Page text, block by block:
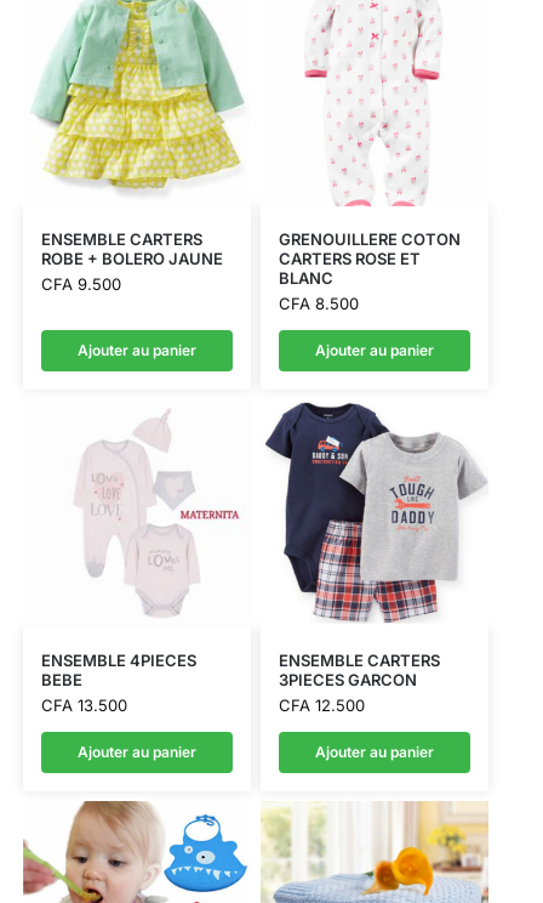
ENSEMBLE CARTERS
ROBE + BOLERO JAUNE
CFA9.500
Ajouter au panier
GRENOUILLERE COTON
CARTERS ROSE ET
BLANC
CFA8.500
Ajouter au panier
ENSEMBLE 4PIECES
BEBE
CFA13.500
Ajouter au panier
ENSEMBLE CARTERS
3PIECES GARCON
CFA12.500
Ajouter au panier